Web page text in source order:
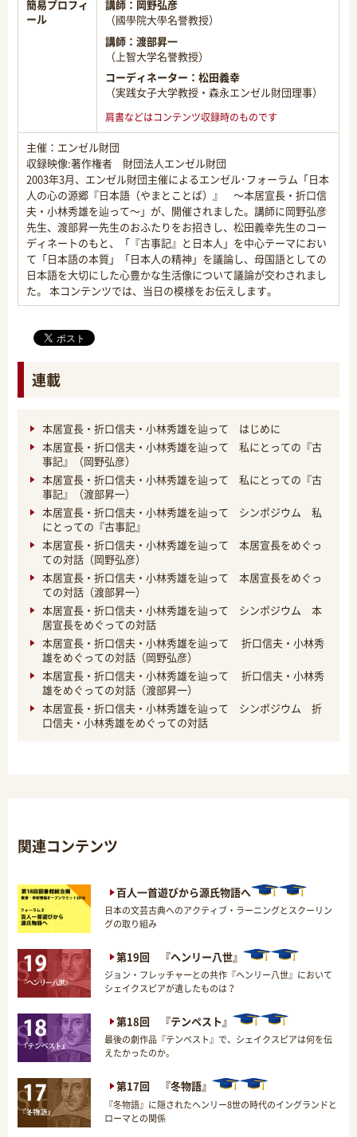
簡易プロフィ
ール
講師： 岡野弘彦
（國學院大學名誉教授）
講師： 渡部昇一
（上智大学名誉教授）
コーディネーター： 松田義幸
（実践女子大学教授・森永エンゼル財団理事）
肩書などはコンテンツ収録時のものです
主催：エンゼル財団
収録映像:著作権者 財団法人エンゼル財団
2003年3月、エンゼル財団主催によるエンゼル･フォーラム「日本
人の心の源郷『日本語（やまとことば）』 ～本居宣長・折口信
夫・小林秀雄を辿って～」が、開催されました。講師に岡野弘彦
先生、渡部昇一先生のおふたりをお招きし、松田義幸先生のコー
ディネートのもと、「『古事記』と日本人」を中心テーマにおい
て「日本語の本質」「日本人の精神」を議論し、母国語としての
日本語を大切にした心豊かな生活像について議論が交わされまし
た。 本コンテンツでは、当日の模様をお伝えします。
連載
本居宣長・折口信夫・小林秀雄を辿って はじめに
本居宣長・折口信夫・小林秀雄を辿って 私にとっての『古
事記』（岡野弘彦）
本居宣長・折口信夫・小林秀雄を辿って 私にとっての『古
事記』（渡部昇一）
本居宣長・折口信夫・小林秀雄を辿って シンポジウム 私
にとっての『古事記』
本居宣長・折口信夫・小林秀雄を辿って 本居宣長をめぐっ
ての対話（岡野弘彦）
本居宣長・折口信夫・小林秀雄を辿って 本居宣長をめぐっ
ての対話（渡部昇一）
本居宣長・折口信夫・小林秀雄を辿って シンポジウム 本
居宣長をめぐっての対話
本居宣長・折口信夫・小林秀雄を辿って 折口信夫・小林秀
雄をめぐっての対話（岡野弘彦）
本居宣長・折口信夫・小林秀雄を辿って 折口信夫・小林秀
雄をめぐっての対話（渡部昇一）
本居宣長・折口信夫・小林秀雄を辿って シンポジウム 折
口信夫・小林秀雄をめぐっての対話
関連コンテンツ
百人一首遊びから源氏物語へ
日本の文芸古典へのアクティブ・ラーニングとスクーリン
グの取り組み
第19回 『ヘンリー八世』
ジョン・フレッチャーとの共作『ヘンリー八世』において
シェイクスピアが遺したものは？
第18回 『テンペスト』
最後の劇作品『テンペスト』で、シェイクスピアは何を伝
えたかったのか。
第17回 『冬物語』
『冬物語』に隠されたヘンリー8世の時代のイングランドと
ローマとの関係